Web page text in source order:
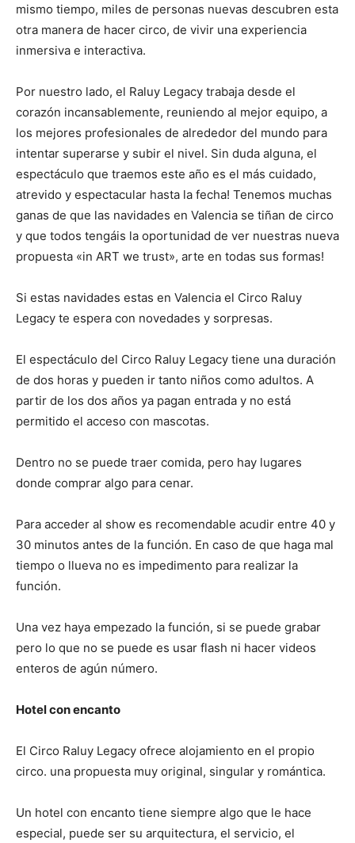
mismo tiempo, miles de personas nuevas descubren esta
otra manera de hacer circo, de vivir una experiencia
inmersiva e interactiva.
Por nuestro lado, el Raluy Legacy trabaja desde el
corazón incansablemente, reuniendo al mejor equipo, a
los mejores profesionales de alrededor del mundo para
intentar superarse y subir el nivel. Sin duda alguna, el
espectáculo que traemos este año es el más cuidado,
atrevido y espectacular hasta la fecha! Tenemos muchas
ganas de que las navidades en Valencia se tiñan de circo
y que todos tengáis la oportunidad de ver nuestras nueva
propuesta «in ART we trust», arte en todas sus formas!
Si estas navidades estas en Valencia el Circo Raluy
Legacy te espera con novedades y sorpresas.
El espectáculo del Circo Raluy Legacy tiene una duración
de dos horas y pueden ir tanto niños como adultos. A
partir de los dos años ya pagan entrada y no está
permitido el acceso con mascotas.
Dentro no se puede traer comida, pero hay lugares
donde comprar algo para cenar.
Para acceder al show es recomendable acudir entre 40 y
30 minutos antes de la función. En caso de que haga mal
tiempo o llueva no es impedimento para realizar la
función.
Una vez haya empezado la función, si se puede grabar
pero lo que no se puede es usar flash ni hacer videos
enteros de agún número.
Hotel con encanto
El Circo Raluy Legacy ofrece alojamiento en el propio
circo. una propuesta muy original, singular y romántica.
Un hotel con encanto tiene siempre algo que le hace
especial, puede ser su arquitectura, el servicio, el